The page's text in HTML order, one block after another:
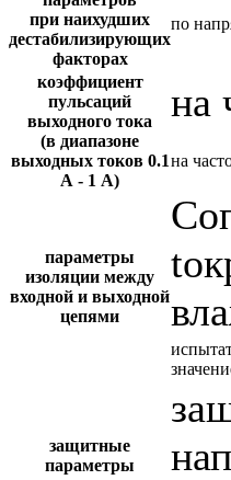
при наихудших
дестабилизирующих
факторах
по
коэффициент
пульсаций
выходного тока
(в диапазоне
выходных токов 0.1
А - 1 А)
на
на
параметры
изоляции между
входной и выходной
цепями
защитные
параметры